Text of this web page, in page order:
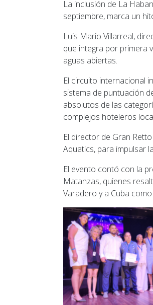
La inclusión de La
septiembre, marca un
Luis Mario Villarreal,
que integra por primera
aguas abiertas.
El circuito internacional
sistema de puntuación
absolutos de las
complejos hoteleros
El director de Gran
Aquatics, para impulsar
El evento contó con la
Matanzas, quienes
Varadero y a Cuba